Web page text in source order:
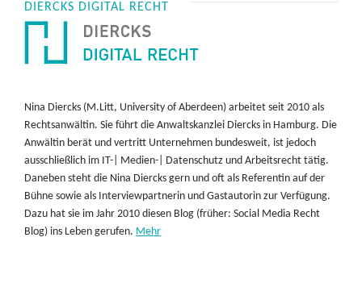
DIERCKS DIGITAL RECHT
Nina Diercks (M.Litt, University of Aberdeen) arbeitet seit 2010 als
Rechtsanwältin. Sie führt die Anwaltskanzlei Diercks in Hamburg. Die
Anwältin berät und vertritt Unternehmen bundesweit, ist jedoch
ausschließlich im IT-| Medien-| Datenschutz und Arbeitsrecht tätig.
Daneben steht die Nina Diercks gern und oft als Referentin auf der
Bühne sowie als Interviewpartnerin und Gastautorin zur Verfügung.
Dazu hat sie im Jahr 2010 diesen Blog (früher: Social Media Recht
Blog) ins Leben gerufen. Mehr